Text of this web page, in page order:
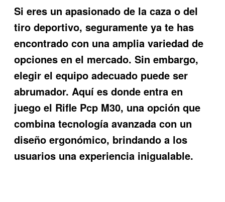
Si eres un apasionado de la caza o del
tiro deportivo, seguramente ya te has
encontrado con una amplia variedad de
opciones en el mercado. Sin embargo,
elegir el equipo adecuado puede ser
abrumador. Aquí es donde entra en
juego el Rifle Pcp M30, una opción que
combina tecnología avanzada con un
diseño ergonómico, brindando a los
usuarios una experiencia inigualable.